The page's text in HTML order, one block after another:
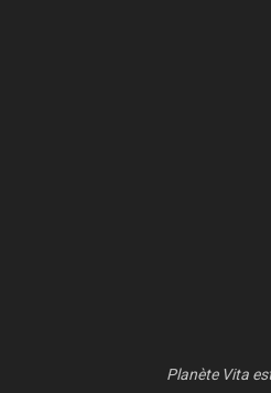
Planète Vita